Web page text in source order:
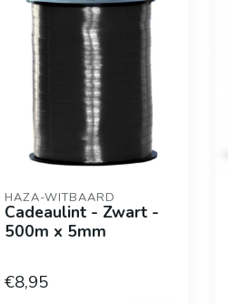
HAZA-WITBAARD
Cadeaulint - Zwart -
500m x 5mm
€8,95